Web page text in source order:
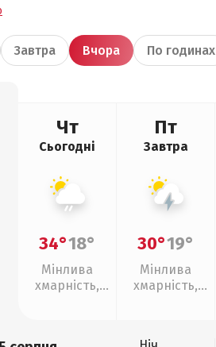
Завтра Вчора По годинах
Чт
Сьогодні
34°18°
Мінлива
хмарність,
Пт
Завтра
30°19°
Мінлива
хмарність,